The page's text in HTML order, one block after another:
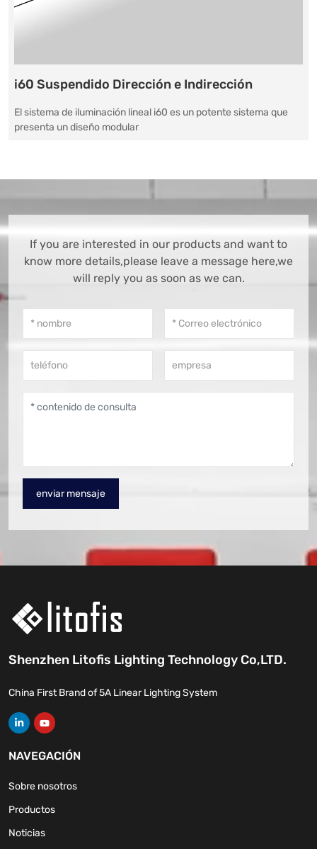
i60 Suspendido Dirección e Indirección
El sistema de iluminación lineal i60 es un potente sistema que
presenta un diseño modular
If you are interested in our products and want to
know more details,please leave a message here,we
will reply you as soon as we can.
enviar mensaje
Shenzhen Litofis Lighting Technology Co,LTD.
China First Brand of 5A Linear Lighting System
NAVEGACIÓN
Sobre nosotros
Productos
Noticias